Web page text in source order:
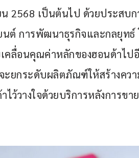
2568 เป็นต้นไป ด้วยประสบ
ต์ การพัฒนาธุรกิจและกลยุทธ์
คลื่อนคุณค่าหลักของฮอนด้าไป
ะยกระดับผลิตภัณฑ์ให้สร้างคว
ว้วางใจด้วยบริการหลังการขา